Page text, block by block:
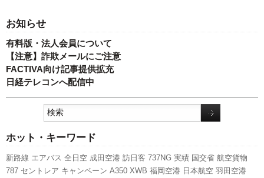
お知らせ
有料版・法人会員について
【注意】詐欺メールにご注意
FACTIVA向け記事提供拡充
日経テレコンへ配信中
ホット・キーワード
新路線 エアバス 全日空 成田空港 訪日客 737NG 実績 国交省 航空貨物
787 セントレア キャンペーン A350 XWB 福岡空港 日本航空 羽田空港